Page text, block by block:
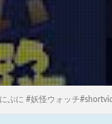
ぷに #妖怪ウォッチ